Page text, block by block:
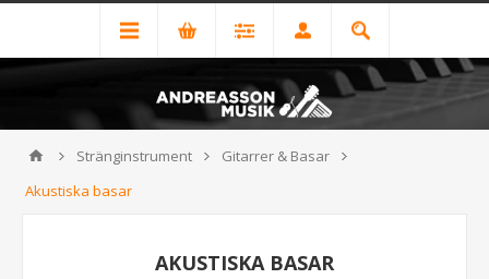
Stränginstrument
Gitarrer & Basar
Akustiska basar
AKUSTISKA BASAR